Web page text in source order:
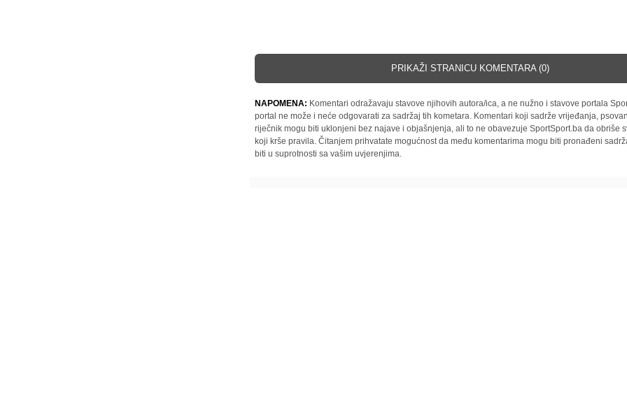
PRIKAŽI STRANICU KOMENTARA (0)
NAPOMENA: Komentari odražavaju stavove njihovih autora/ica, a ne nužno i stavove portala
portal ne može i neće odgovarati za sadržaj tih kometara. Komentari koji sadrže vrijeđanja,
riječnik mogu biti uklonjeni bez najave i objašnjenja, ali to ne obavezuje SportSport.ba da obriše
koji krše pravila. Čitanjem prihvatate mogućnost da među komentarima mogu biti pronađeni
biti u suprotnosti sa vašim uvjerenjima.